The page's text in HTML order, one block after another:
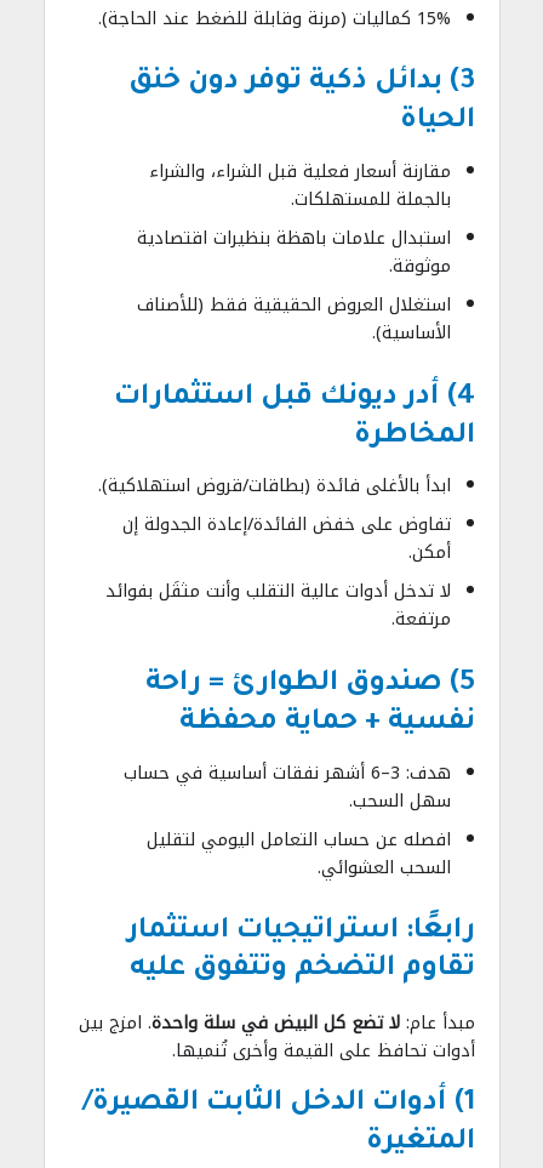
15% كماليات (مرنة وقابلة للضغط عند الحاجة).
3) بدائل ذكية توفر دون خنق
الحياة
مقارنة أسعار فعلية قبل الشراء، والشراء
بالجملة للمستهلكات.
استبدال علامات باهظة بنظيرات اقتصادية
موثوقة.
استغلال العروض الحقيقية فقط (للأصناف
الأساسية).
4) أدر ديونك قبل استثمارات
المخاطرة
ابدأ بالأغلى فائدة (بطاقات/قروض استهلاكية).
تفاوض على خفض الفائدة/إعادة الجدولة إن
أمكن.
لا تدخل أدوات عالية التقلب وأنت مثقَل بفوائد
مرتفعة.
5) صندوق الطوارئ = راحة
نفسية + حماية محفظة
هدف: 3–6 أشهر نفقات أساسية في حساب
سهل السحب.
افصله عن حساب التعامل اليومي لتقليل
السحب العشوائي.
رابعًا: استراتيجيات استثمار
تقاوم التضخم وتتفوق عليه
مبدأ عام:لا تضع كل البيض في سلة واحدة. امزج بين
أدوات تحافظ على القيمة وأخرى تُنميها.
1) أدوات الدخل الثابت القصيرة/
المتغيرة